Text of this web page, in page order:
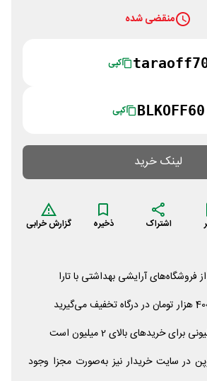
منقضی شده
کپی
BLKOFF60 کپی
لینک خرید
اشتراک ذخیره گزارش خرابی
فروشگاه‌های آرایشی بهداشتی با تارا
در سایت خریدار نیز به‌صورت مجزا وجود